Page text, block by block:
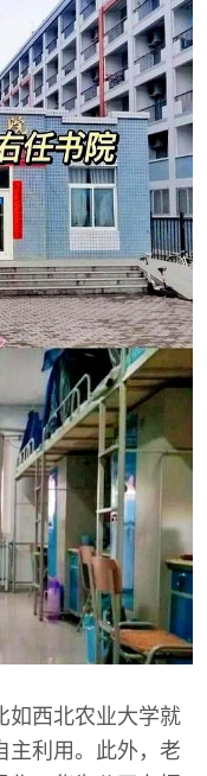
如西北农业大学就
主利用。此外，老